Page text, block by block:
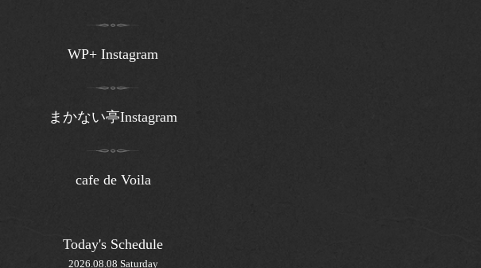
WP+ Instagram
まかない亭Instagram
cafe de Voila
Today's Schedule
2026.08.08 Saturday